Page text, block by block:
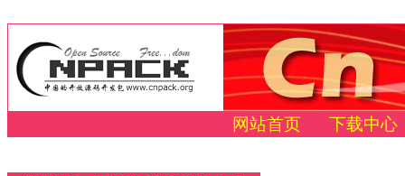
网站首页 下载中心